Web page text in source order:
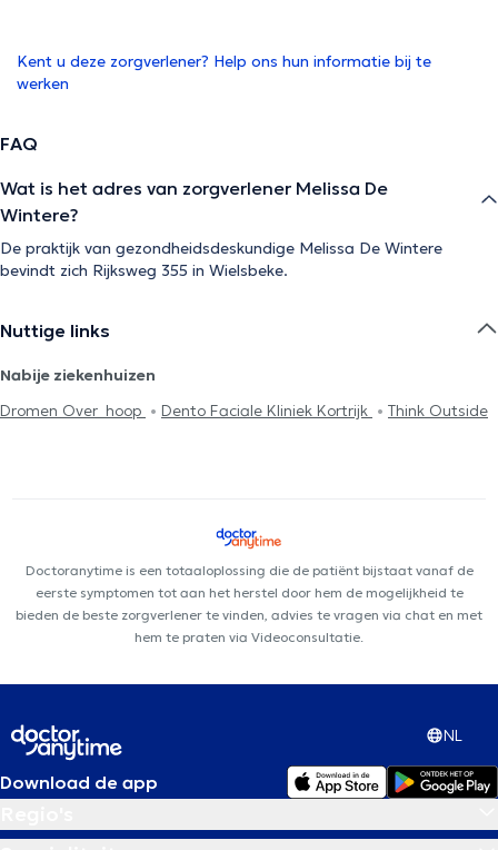
Kent u deze zorgverlener? Help ons hun informatie bij te
werken
FAQ
Wat is het adres van zorgverlener Melissa De
Wintere?
De praktijk van gezondheidsdeskundige Melissa De Wintere
bevindt zich Rijksweg 355 in Wielsbeke.
Nuttige links
Nabije ziekenhuizen
Dromen Over_hoop
Dento Faciale Kliniek Kortrijk Think Outside
Doctoranytime is een totaaloplossing die de patiënt bijstaat vanaf de
eerste symptomen tot aan het herstel door hem de mogelijkheid te
bieden de beste zorgverlener te vinden, advies te vragen via chat en met
hem te praten via Videoconsultatie.
NL
Download de app